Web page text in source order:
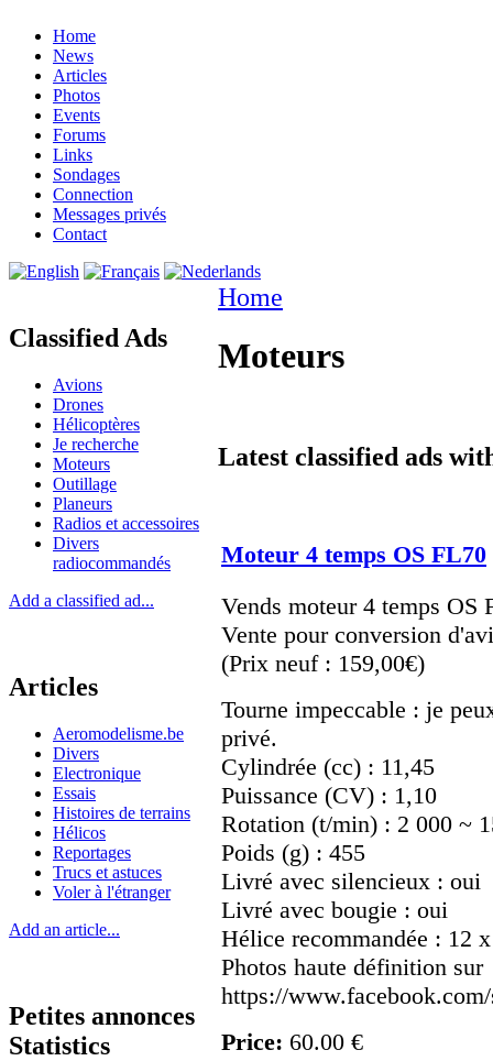
Home
News
Articles
Photos
Events
Forums
Links
Sondages
Connection
Messages privés
Contact
Classified Ads
Avions
Drones
Hélicoptères
Je recherche
Moteurs
Outillage
Planeurs
Radios et accessoires
Divers
radiocommandés
Add a classified ad...
Articles
Aeromodelisme.be
Divers
Electronique
Essais
Histoires de terrains
Hélicos
Reportages
Trucs et astuces
Voler à l'étranger
Add an article...
Petites annonces
Statistics
Home
Moteurs
Latest classified ads
Moteur 4 temps OS FL70
Vends moteur 4 temps OS
Vente pour conversion
(Prix neuf : 159,00€)
Tourne impeccable : je
privé.
Cylindrée (cc) : 11,45
Puissance (CV) : 1,10
Rotation (t/min) : 2 000 ~
Poids (g) : 455
Livré avec silencieux : oui
Livré avec bougie : oui
Hélice recommandée : 12
Photos haute définition sur
https://
Price: 60.00 €